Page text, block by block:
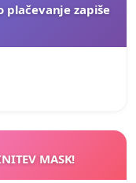
plačevanje zapiše
MASK!